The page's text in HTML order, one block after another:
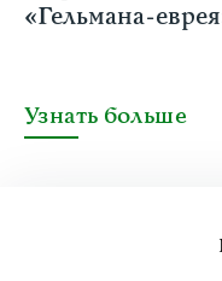
«Гельмана-
Узнать больше